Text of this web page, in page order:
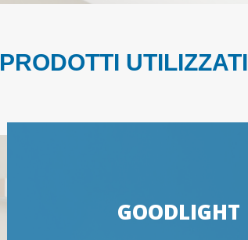
PRODOTTI UTILIZZATI
GOODLIGHT